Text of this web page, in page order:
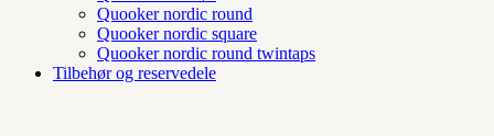
Quooker nordic round
Quooker nordic square
Quooker nordic round twintaps
Tilbehør og reservedele